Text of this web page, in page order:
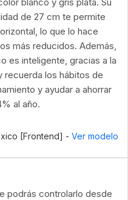
de 27 cm te permite
lo que lo hace
más reducidos. Además,
es inteligente, gracias a la
recuerda los hábitos de
y ayudar a ahorrar
al año.
[Frontend] - Ver modelo
podrás controlarlo desde